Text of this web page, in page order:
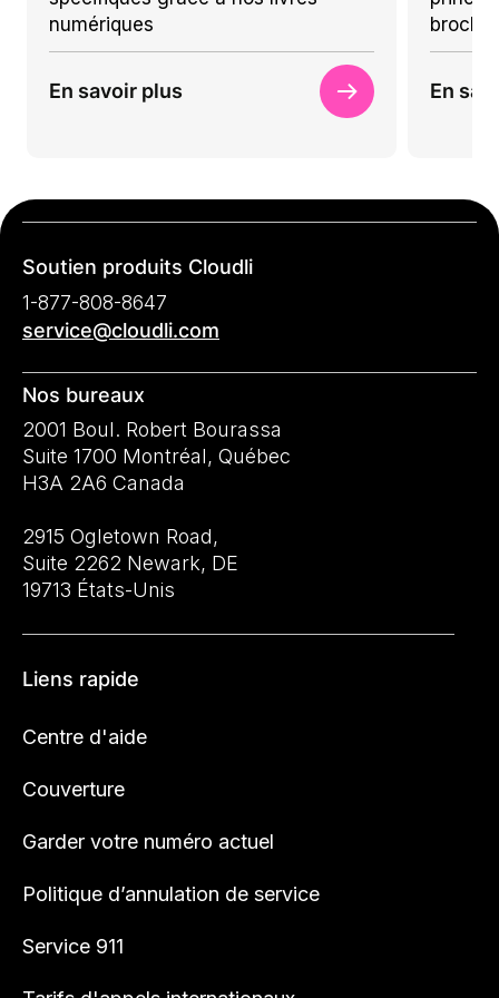
numériques
En savoir plus En
Soutien produits Cloudli
1-877-808-8647
service@cloudli.com
Nos bureaux
2001 Boul. Robert Bourassa
Suite 1700 Montréal, Québec
H3A 2A6 Canada
2915 Ogletown Road,
Suite 2262 Newark, DE
19713 États-Unis
Liens rapide
Centre d'aide
Couverture
Garder votre numéro actuel
Politique d’annulation de service
Service 911